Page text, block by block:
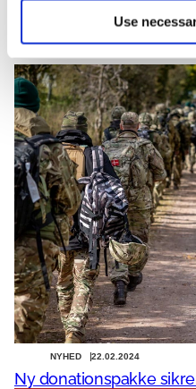
Use
22.02.2024
NYHED
Ny donationspakke